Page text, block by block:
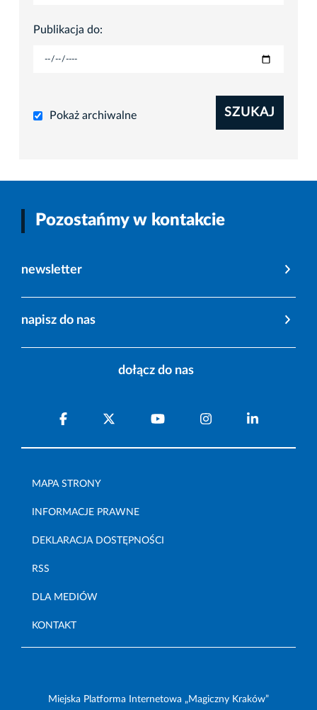
Publikacja do:
Pokaż archiwalne SZUKAJ
Pozostańmy w kontakcie
newsletter
napisz do nas
dołącz do nas
MAPA STRONY
INFORMACJE PRAWNE
DEKLARACJA DOSTĘPNOŚCI
RSS
DLA MEDIÓW
KONTAKT
Miejska Platforma Internetowa „Magiczny Kraków”